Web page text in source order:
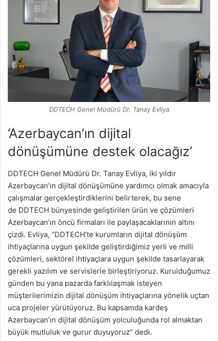
DDTECH Genel Müdürü Dr. Tanay Evliya
‘Azerbaycan’ın dijital
dönüşümüne destek olacağız’
DDTECH Genel Müdürü Dr. Tanay Evliya, iki yıldır
Azerbaycan’ın dijital dönüşümüne yardımcı olmak amacıyla
çalışmalar gerçekleştirdiklerini belirterek, bu sene
de DDTECH bünyesinde geliştirilen ürün ve çözümleri
Azerbaycan’ın öncü firmaları ile paylaşacaklarının altını
çizdi. Evliya, “DDTECH’te kurumların dijital dönüşüm
ihtiyaçlarına uygun şekilde geliştirdiğimiz yerli ve milli
çözümleri, sektörel ihtiyaçlara uygun şekilde tasarlayarak
gerekli yazılım ve servislerle birleştiriyoruz. Kurulduğumuz
günden bu yana pazarda farklılaşmak isteyen
müşterilerimizin dijital dönüşüm ihtiyaçlarına yönelik uçtan
uca projeler yürütüyoruz. Bu kapsamda kardeş
Azerbaycan’ın dijital dönüşüm yolculuğunda rol almaktan
büyük mutluluk ve gurur duyuyoruz” dedi.